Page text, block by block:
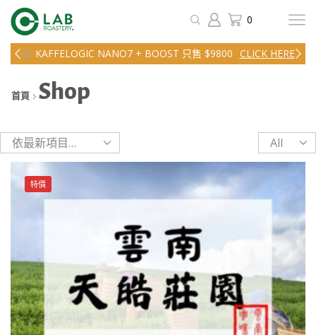
0
購物滿 HKD 450.00 即享免運費！ GO SHOP
首頁 Shop
Products
per
page
特價